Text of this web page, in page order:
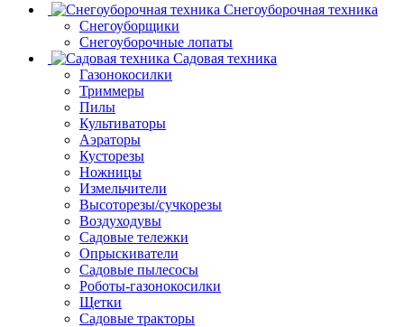
Снегоуборочная техника
Снегоуборщики
Снегоуборочные лопаты
Садовая техника
Газонокосилки
Триммеры
Пилы
Культиваторы
Аэраторы
Кусторезы
Ножницы
Измельчители
Высоторезы/сучкорезы
Воздуходувы
Садовые тележки
Опрыскиватели
Садовые пылесосы
Роботы-газонокосилки
Щетки
Садовые тракторы